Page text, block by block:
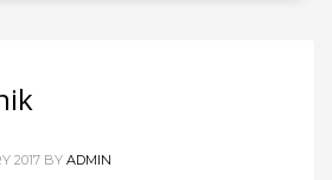
2017 BY ADMIN